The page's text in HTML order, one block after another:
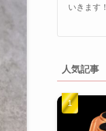
いきます！
人気記事